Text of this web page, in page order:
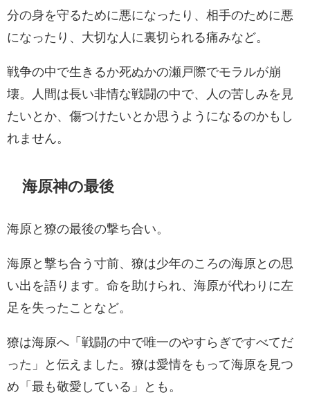
分の身を守るために悪になったり、相手のために悪
になったり、大切な人に裏切られる痛みなど。
戦争の中で生きるか死ぬかの瀬戸際でモラルが崩
壊。人間は長い非情な戦闘の中で、人の苦しみを見
たいとか、傷つけたいとか思うようになるのかもし
れません。
海原神の最後
海原と獠の最後の撃ち合い。
海原と撃ち合う寸前、獠は少年のころの海原との思
い出を語ります。命を助けられ、海原が代わりに左
足を失ったことなど。
獠は海原へ「戦闘の中で唯一のやすらぎですべてだ
った」と伝えました。獠は愛情をもって海原を見つ
め「最も敬愛している」とも。